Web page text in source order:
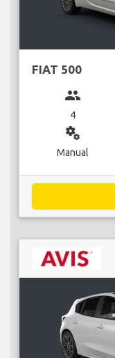
FIAT 500
group
4
miscellaneous_services
Manual